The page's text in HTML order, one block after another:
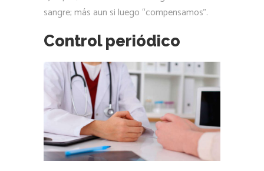
sangre; más aun si luego “compensamos”.
Control periódico